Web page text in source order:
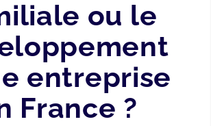
ou le
entreprise
France ?